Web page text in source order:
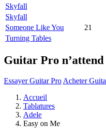
Skyfall
Skyfall
Someone Like You
21
Turning Tables
Guitar Pro n’attend
Essayer Guitar Pro Acheter
Accueil
Tablatures
Adele
Easy on Me